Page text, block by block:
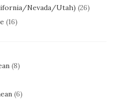
Nevada/Utah) (26)
(16)
(8)
(6)